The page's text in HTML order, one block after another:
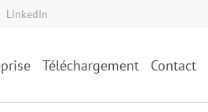
LinkedIn
Téléchargement Contact